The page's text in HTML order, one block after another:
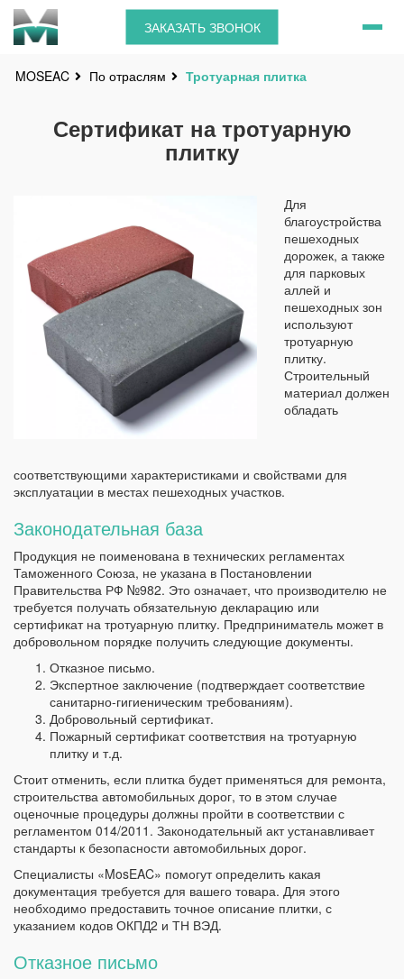
ЗАКАЗАТЬ ЗВОНОК
MOSEAC По отраслям Тротуарная плитка
Сертификат на тротуарную
плитку
Для
благоустройства
пешеходных
дорожек, а также
для парковых
аллей и
пешеходных зон
используют
тротуарную
плитку.
Строительный
материал должен
обладать
соответствующими характеристиками и свойствами для
эксплуатации в местах пешеходных участков.
Законодательная база
Продукция не поименована в технических регламентах
Таможенного Союза, не указана в Постановлении
Правительства РФ №982. Это означает, что производителю не
требуется получать обязательную декларацию или
сертификат на тротуарную плитку. Предприниматель может в
добровольном порядке получить следующие документы.
Отказное письмо.
Экспертное заключение (подтверждает соответствие
санитарно-гигиеническим требованиям).
Добровольный сертификат.
Пожарный сертификат соответствия на тротуарную
плитку и т.д.
Стоит отменить, если плитка будет применяться для ремонта,
строительства автомобильных дорог, то в этом случае
оценочные процедуры должны пройти в соответствии с
регламентом 014/2011. Законодательный акт устанавливает
стандарты к безопасности автомобильных дорог.
Специалисты «MosEAC» помогут определить какая
документация требуется для вашего товара. Для этого
необходимо предоставить точное описание плитки, с
указанием кодов ОКПД2 и ТН ВЭД.
Отказное письмо